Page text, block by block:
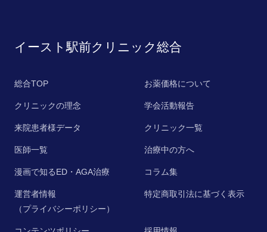
イースト駅前クリニック総合
総合TOP お薬価格について
クリニックの理念 学会活動報告
来院患者様データ クリニック一覧
医師一覧 治療中の方へ
漫画で知るED・AGA治療 コラム集
運営者情報
（プライバシーポリシー）
特定商取引法に基づく表示